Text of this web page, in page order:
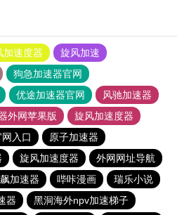
加速度器
旋风加速
狗急加速器官网
优途加速器官网
风驰加速器
外网苹果版
旋风加速度器
入口
原子加速器
旋风加速度器
外网网址导航
加速器 哔咔漫画
瑞乐小说
器
黑洞海外npv加速梯子